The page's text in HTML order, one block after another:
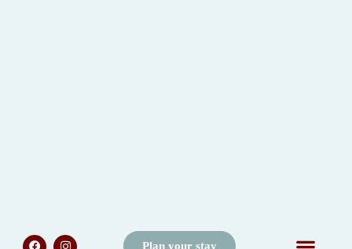
Plan your stay